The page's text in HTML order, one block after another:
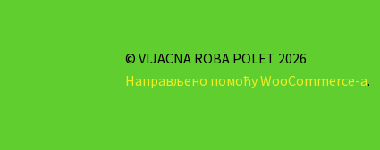
© VIJACNA ROBA POLET 2026
Направљено помоћу WooCommerce-а.